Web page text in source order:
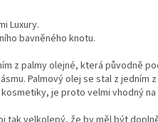
Luxury.
bavněného knotu.
z palmy olejné, která původně
Palmový olej se stal z jedním
je proto velmi vhodný